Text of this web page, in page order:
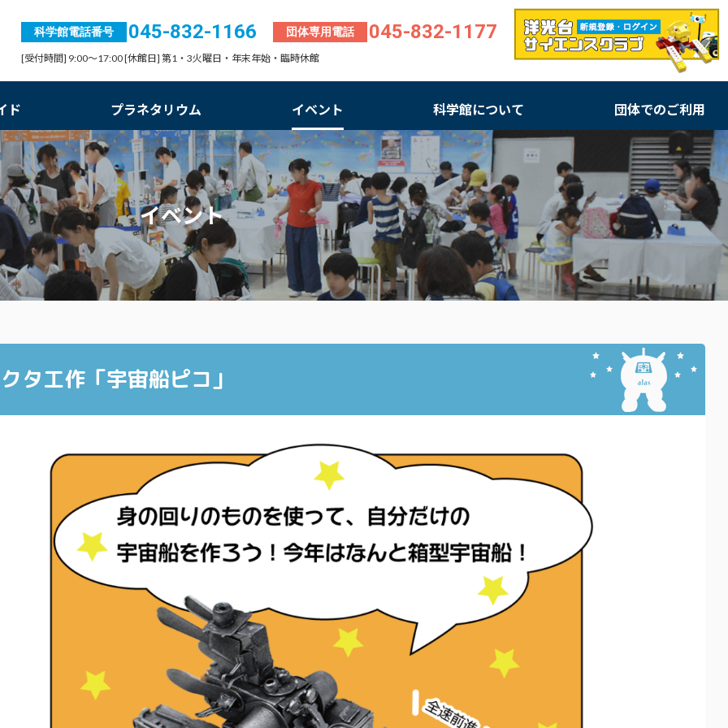
科学館電話番号 045-832-1166 団体専用電話 045-832-1177
[受付時間] 9:00～17:00 [休館日] 第1・3火曜日・年末年始・臨時休館
ド プラネタリウム イベント 科学館について 団体でのご利用
イベント
タ工作「宇宙船ピコ」